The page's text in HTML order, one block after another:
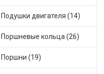
Подушки двигателя (14)
Поршневые кольца (26)
Поршни (19)